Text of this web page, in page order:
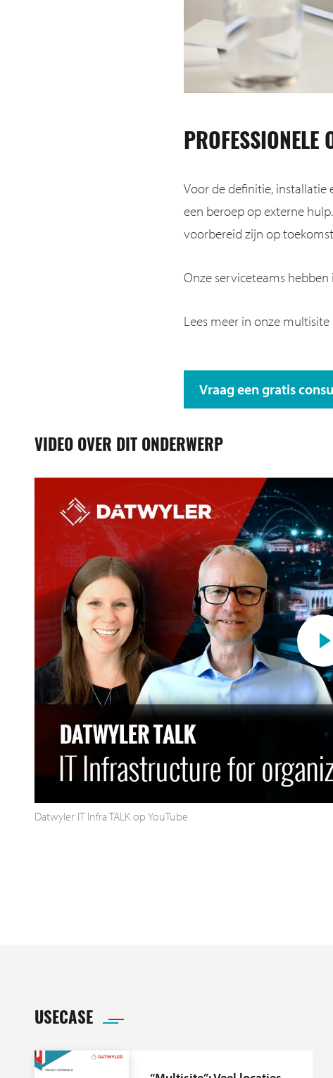
PROFESSIONELE
Voor de definitie,
een beroep op externe
voorbereid zijn op
Onze serviceteams
Lees meer in onze multisite
Vraag een gratis
VIDEO OVER DIT ONDERWERP
Datwyler IT Infra TALK op YouTube
USECASE